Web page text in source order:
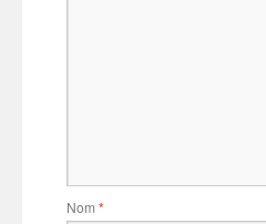
Nom *